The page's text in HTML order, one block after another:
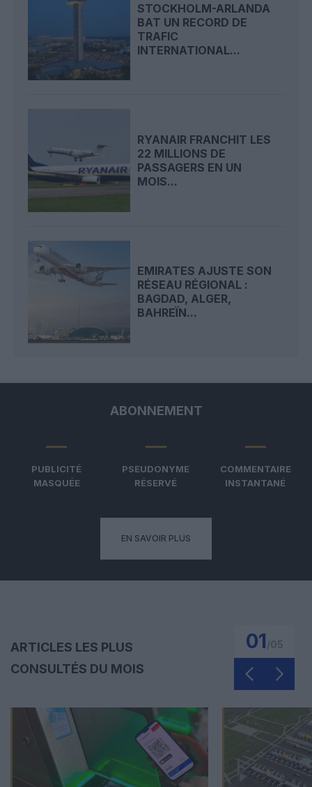
STOCKHOLM-ARLANDA
BAT UN RECORD DE
TRAFIC
INTERNATIONAL...
RYANAIR FRANCHIT LES
22 MILLIONS DE
PASSAGERS EN UN
MOIS...
EMIRATES AJUSTE SON
RÉSEAU RÉGIONAL :
BAGDAD, ALGER,
BAHREÏN...
ABONNEMENT
PUBLICITÉ
MASQUÉE
PSEUDONYME
RÉSERVÉ
COMMENTAIRE
INSTANTANÉ
EN SAVOIR PLUS
ARTICLES LES PLUS
CONSULTÉS DU MOIS
01